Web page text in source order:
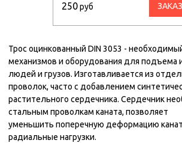
250руб
Трос оцинкованный DIN 3053 -
механизмов и оборудования для подъема
людей и грузов. Изготавливается из
проволок, часто с добавлением
растительного сердечника. Сердечник
стальным проволкам каната, позволяет
уменьшить поперечную деформацию
радиальные нагрузки.